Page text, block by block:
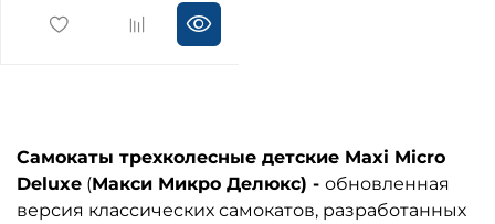
Самокаты трехколесные детские Maxi Micro
Deluxe (Макси Микро Делюкс) - обновленная
версия классических самокатов, разработанных